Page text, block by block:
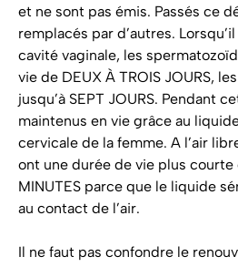
et ne sont pas émis. Passés ce
remplacés par d’autres.
cavité vaginale, les
vie de DEUX À TROIS JOURS,
jusqu’à SEPT JOURS. Pendant
maintenus en vie grâce au
cervicale de la femme. A l’air
ont une durée de vie plus
MINUTES parce que le liquide
au contact de l’air.
Il ne faut pas confondre le